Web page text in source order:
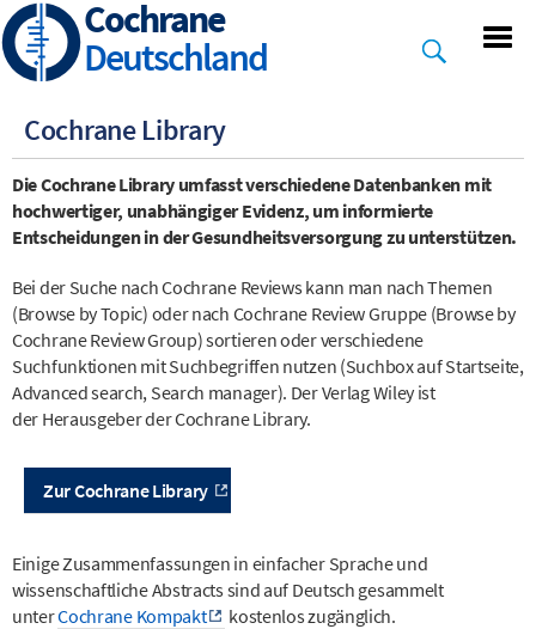
Skip
to
main
Cochrane
Deutschland
Cochrane Library
Die Cochrane Library umfasst verschiedene Datenbanken mit
hochwertiger, unabhängiger Evidenz, um informierte
Entscheidungen in der Gesundheitsversorgung zu unterstützen.
Bei der Suche nach Cochrane Reviews kann man nach Themen
(Browse by Topic) oder nach Cochrane Review Gruppe (Browse by
Cochrane Review Group) sortieren oder verschiedene
Suchfunktionen mit Suchbegriffen nutzen (Suchbox auf Startseite,
Advanced search, Search manager). Der Verlag Wiley ist
der Herausgeber der Cochrane Library.
Zur Cochrane Library
Einige Zusammenfassungen in einfacher Sprache und
wissenschaftliche Abstracts sind auf Deutsch gesammelt
unterCochrane Kompakt kostenlos zugänglich.